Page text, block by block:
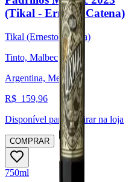
(Tikal - Ernesto Catena)
Tikal (Ernesto Catena)
Tinto, Malbec
Argentina, Mendoza
R$ 159,96
Disponível para: Retirar na loja
COMPRAR
750ml